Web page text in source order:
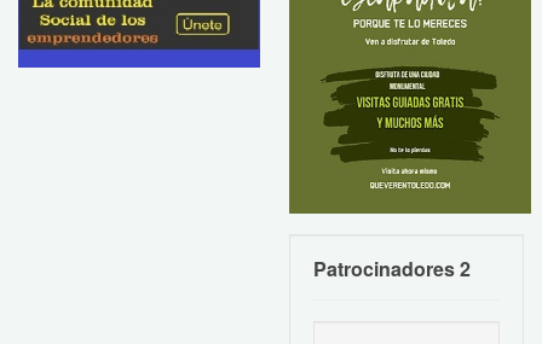
Patrocinadores 2